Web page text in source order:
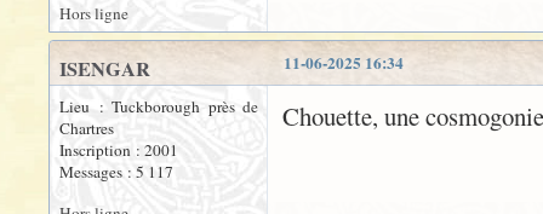
Hors ligne
11-06-2025 16:34
ISENGAR
Lieu : Tuckborough près de
Chartres
Inscription : 2001
Messages : 5 117
Chouette, une